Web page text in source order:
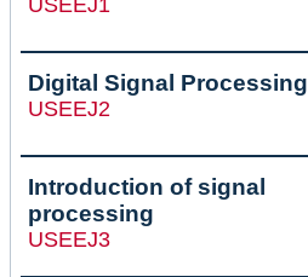
Digital Signal Processing
USEEJ2
Introduction of signal
processing
USEEJ3